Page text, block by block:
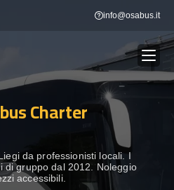
info@osabus.it
Show dropdown
Show dropdown
Charter
da professionisti locali. I
di gruppo dal 2012. Noleggio
accessibili.